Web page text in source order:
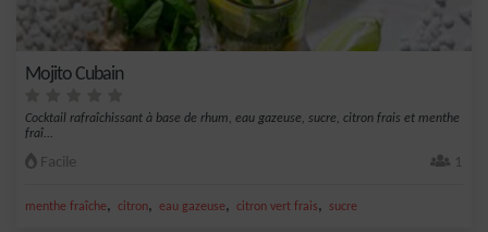
Mojito Cubain
Cocktail rafraîchissant à base de rhum, eau gazeuse, sucre, citron frais et menthe
fraî...
Facile 1
menthe fraîche, citron, eau gazeuse, citron vert frais, sucre